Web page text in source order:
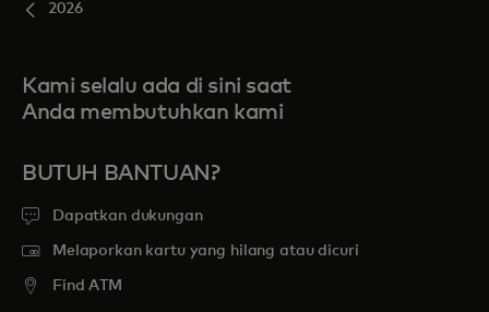
2026
Kami selalu ada di sini saat
Anda membutuhkan kami
BUTUH BANTUAN?
Dapatkan dukungan
Melaporkan kartu yang hilang atau dicuri
Find ATM